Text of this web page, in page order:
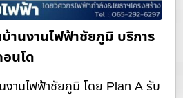
านงานไฟฟ้าชัยภูมิ บริการ
นโด
งานไฟฟ้าชัยภูมิ โดย Plan A รับ